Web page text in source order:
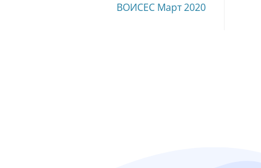
ВОИСЕС Март 2020